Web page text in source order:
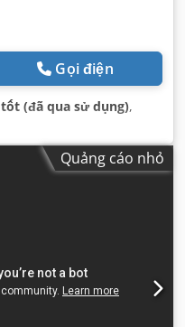
Gọi điện
tốt (đã qua sử dụng),
Quảng cáo nhỏ